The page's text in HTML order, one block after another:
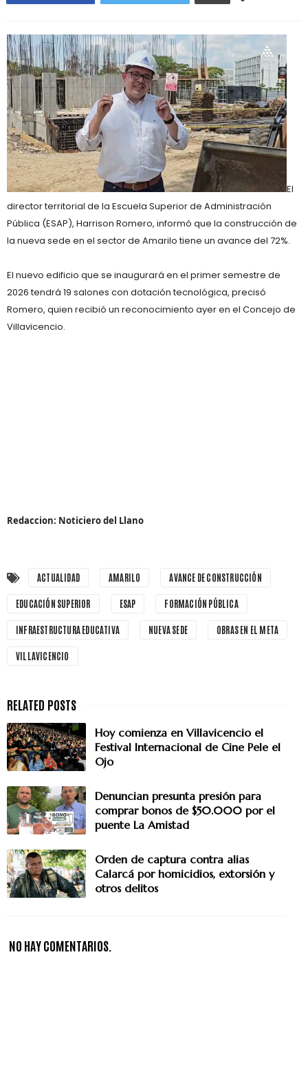
El
director territorial de la Escuela Superior de Administración
Pública (ESAP), Harrison Romero, informó que la construcción de
la nueva sede en el sector de Amarilo tiene un avance del 72%.
El nuevo edificio que se inaugurará en el primer semestre de
2026 tendrá 19 salones con dotación tecnológica, precisó
Romero, quien recibió un reconocimiento ayer en el Concejo de
Villavicencio.
Redaccion: Noticiero del Llano
ACTUALIDAD AMARILO AVANCE DE CONSTRUCCIÓN
EDUCACIÓN SUPERIOR ESAP FORMACIÓN PÚBLICA
INFRAESTRUCTURA EDUCATIVA NUEVA SEDE OBRAS EN EL META
VILLAVICENCIO
Hoy comienza en Villavicencio el
Festival Internacional de Cine Pele el
Ojo
Denuncian presunta presión para
comprar bonos de $50.000 por el
puente La Amistad
Orden de captura contra alias
Calarcá por homicidios, extorsión y
otros delitos
NO HAY COMENTARIOS.